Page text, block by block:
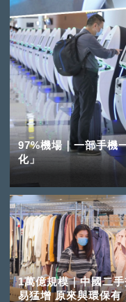
97%機場｜一部手機
化」
1萬億規模｜中國二
易猛增 原來與環保有